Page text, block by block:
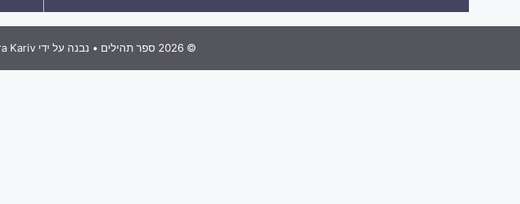
© 2026 ספר תהילים • נבנה על ידיKariv